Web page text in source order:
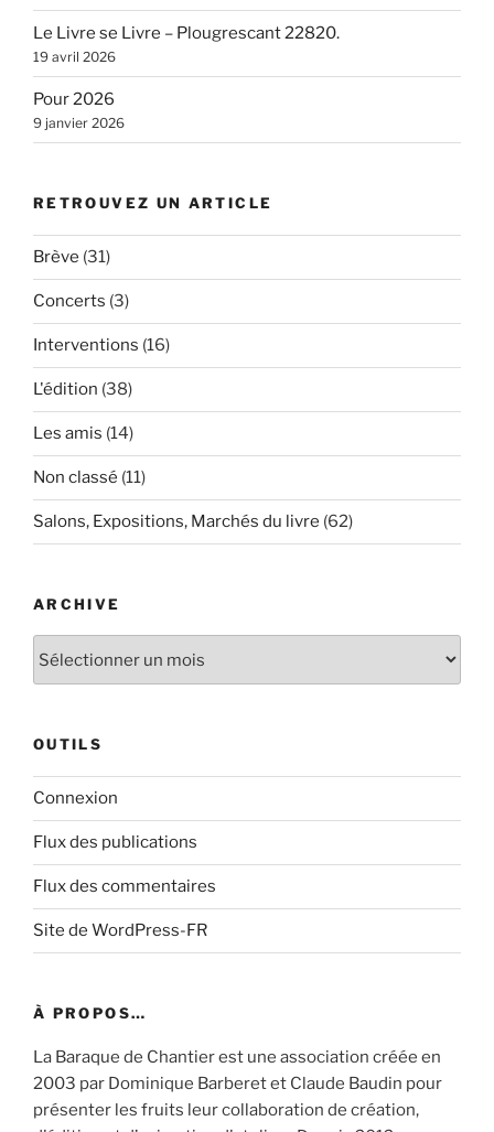
Le Livre se Livre – Plougrescant 22820.
19 avril 2026
Pour 2026
9 janvier 2026
RETROUVEZ UN ARTICLE
Brève (31)
Concerts (3)
Interventions (16)
L'édition (38)
Les amis (14)
Non classé (11)
Salons, Expositions, Marchés du livre (62)
ARCHIVE
OUTILS
Connexion
Flux des publications
Flux des commentaires
Site de WordPress-FR
À PROPOS…
La Baraque de Chantier est une association créée en
2003 par Dominique Barberet et Claude Baudin pour
présenter les fruits leur collaboration de création,